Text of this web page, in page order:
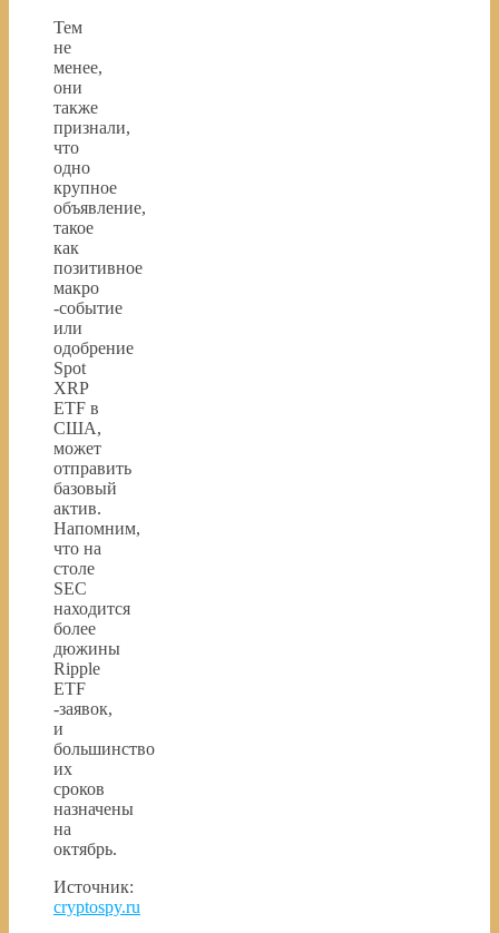
Тем
не
менее,
они
также
признали,
что
одно
крупное
объявление,
такое
как
позитивное
макро
-событие
или
одобрение
Spot
XRP
ETF в
США,
может
отправить
базовый
актив.
Напомним,
что на
столе
SEC
находится
более
дюжины
Ripple
ETF
-заявок,
и
большинство
их
сроков
назначены
на
октябрь.
Источник:
cryptospy.ru